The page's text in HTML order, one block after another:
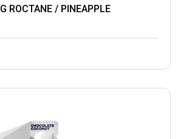
ROCTANE / PINEAPPLE